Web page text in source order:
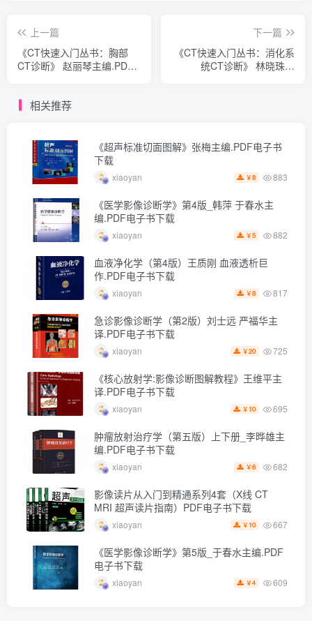
上一篇
《CT快速入门丛书：胸部
CT诊断》 赵丽琴主编.PDF
下一篇
《CT快速入门丛书：消化系
统CT诊断》 林晓珠主
相关推荐
《超声标准切面图解》张梅主编.PDF电子书
下载
xiaoyan ￥8 883
《医学影像诊断学》第4版_韩萍 于春水主
编.PDF电子书下载
xiaoyan ￥5 882
血液净化学（第4版）王质刚 血液透析巨
作.PDF电子书下载
xiaoyan ￥8 817
急诊影像诊断学（第2版）刘士远 严福华主
译.PDF电子书下载
xiaoyan ￥20 725
《核心放射学:影像诊断图解教程》王维平主
译.PDF电子书下载
xiaoyan ￥ 10 695
肿瘤放射治疗学（第五版）上下册_李晔雄主
编.PDF电子书下载
xiaoyan ￥6 682
影像读片从入门到精通系列4套（X线 CT
MRI 超声读片指南）PDF电子书下载
xiaoyan ￥ 10 667
《医学影像诊断学》第5版_于春水主编.PDF
电子书下载
xiaoyan ￥4 609